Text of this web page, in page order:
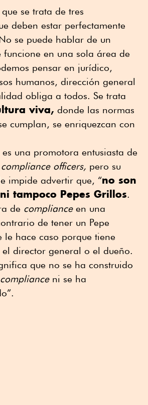
se trata de tres
deben estar perfectamente
se puede hablar de un
en una sola área de
pensar en jurídico,
humanos, dirección general
obliga a todos. Se trata
viva, donde las normas
cumplan, se enriquezcan con
una promotora entusiasta de
compliance officers, pero su
impide advertir que, “no son
tampoco Pepes Grillos.
de complianceen una
de tener un Pepe
le hace caso porque tiene
director general o el dueño.
que no se ha construido
complianceni se ha